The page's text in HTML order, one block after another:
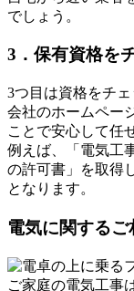
でしょう。
3．保有資格を
3つ目は資格をチェ
会社のホームペー
ことで安心して任
例えば、「電気工
の許可書」を取得
となります。
電気に関するご
ご家庭の電気工事